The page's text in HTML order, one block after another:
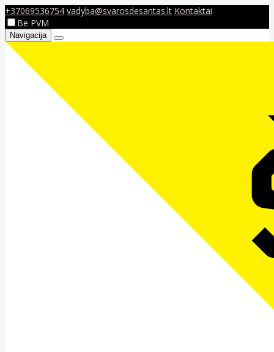
+37069536754 vadyba@svarosdesantas.lt Kontaktai
Be PVM
Navigacija